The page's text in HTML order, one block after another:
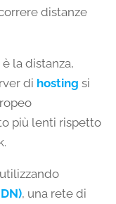
distanze
la distanza,
di hosting si
più lenti rispetto
, una rete di